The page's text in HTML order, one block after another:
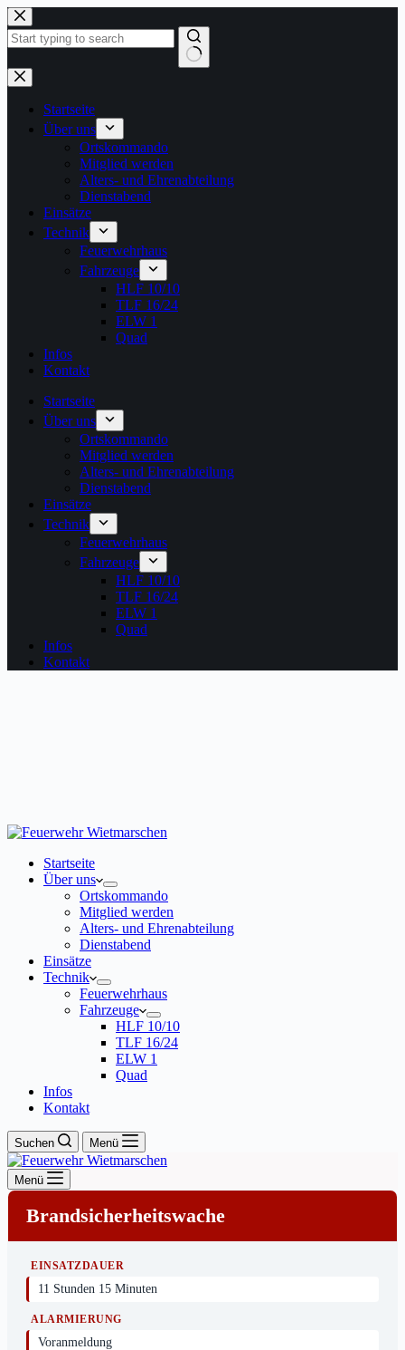
Zum
Inhalt
springen
Keine
Ergebnisse
Startseite
Über uns
Ortskommando
Mitglied werden
Alters- und Ehrenabteilung
Dienstabend
Einsätze
Technik
Feuerwehrhaus
Fahrzeuge
HLF 10/10
TLF 16/24
ELW 1
Quad
Infos
Kontakt
Startseite
Über uns
Ortskommando
Mitglied werden
Alters- und Ehrenabteilung
Dienstabend
Einsätze
Technik
Feuerwehrhaus
Fahrzeuge
HLF 10/10
TLF 16/24
ELW 1
Quad
Infos
Kontakt
Startseite
Über uns
Ortskommando
Mitglied werden
Alters- und Ehrenabteilung
Dienstabend
Einsätze
Technik
Feuerwehrhaus
Fahrzeuge
HLF 10/10
TLF 16/24
ELW 1
Quad
Infos
Kontakt
Suchen Menü
Menü
Brandsicherheitswache
EINSATZDAUER
11 Stunden 15 Minuten
ALARMIERUNG
Voranmeldung